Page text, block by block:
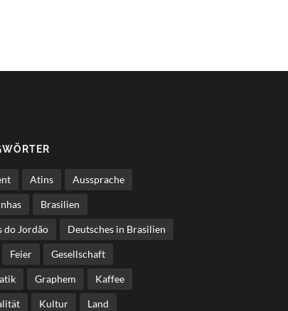
Atins Aussprache
Brasilien
do Jordão Deutsches in Brasilien
Feier Gesellschaft
Graphem Kaffee
Kultur Land